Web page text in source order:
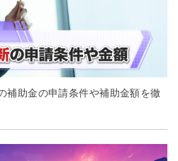
補助金の申請条件や補助金額を徹